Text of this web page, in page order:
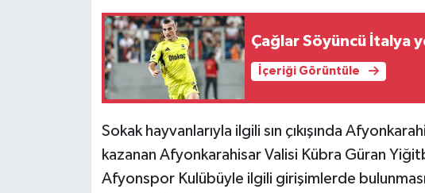
Çağlar Söyüncü İtalya
İçeriği Görüntüle
Sokak hayvanlarıyla ilgili sın çıkışında
kazanan Afyonkarahisar Valisi Kübra Güran
Afyonspor Kulübüyle ilgili girişimlerde